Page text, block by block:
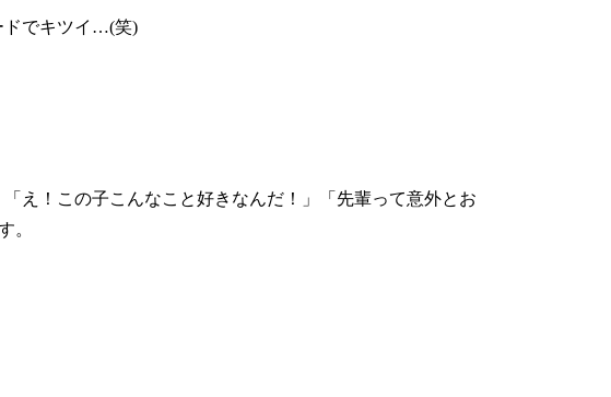
ドでキツイ…(笑)
え！この子こんなこと好きなんだ！」「先輩って意外とお
。